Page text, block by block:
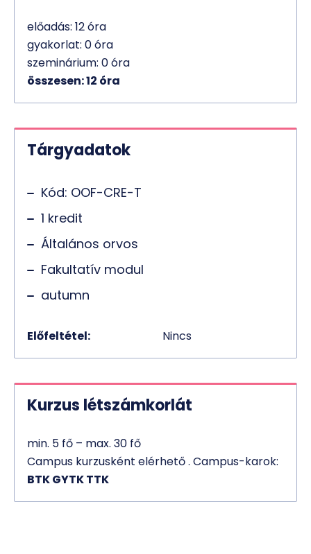
előadás: 12 óra
gyakorlat: 0 óra
szeminárium: 0 óra
összesen: 12 óra
Tárgyadatok
Kód: OOF-CRE-T
1 kredit
Általános orvos
Fakultatív modul
autumn
Előfeltétel: Nincs
Kurzus létszámkorlát
min. 5 fő – max. 30 fő
Campus kurzusként elérhető . Campus-karok:
BTK GYTK TTK